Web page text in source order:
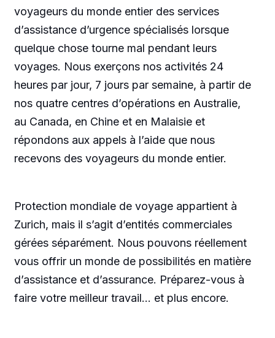
voyageurs du monde entier des services
d’assistance d’urgence spécialisés lorsque
quelque chose tourne mal pendant leurs
voyages. Nous exerçons nos activités 24
heures par jour, 7 jours par semaine, à partir de
nos quatre centres d’opérations en Australie,
au Canada, en Chine et en Malaisie et
répondons aux appels à l’aide que nous
recevons des voyageurs du monde entier.
Protection mondiale de voyage appartient à
Zurich, mais il s’agit d’entités commerciales
gérées séparément. Nous pouvons réellement
vous offrir un monde de possibilités en matière
d’assistance et d’assurance. Préparez-vous à
faire votre meilleur travail… et plus encore.